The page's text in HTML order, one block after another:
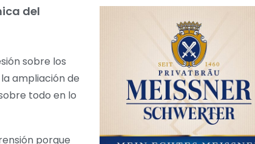
del
sobre los
ampliación de
todo en lo
porque